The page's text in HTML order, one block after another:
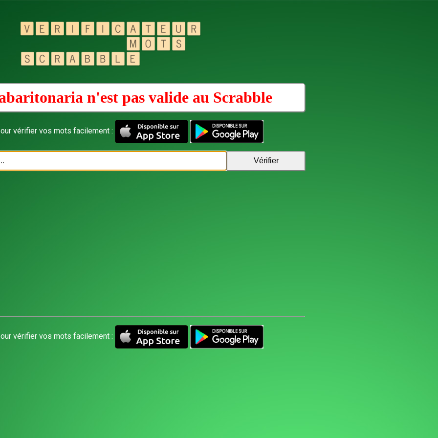
n'est pas valide au Scrabble
vérifier vos mots facilement :
vérifier vos mots facilement :